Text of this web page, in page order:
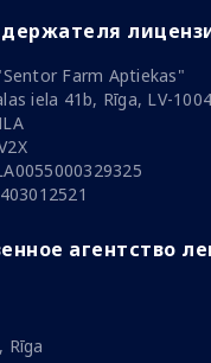
Farm Aptiekas"
iela 41b, Rīga, LV-1004
агентство
Rīga